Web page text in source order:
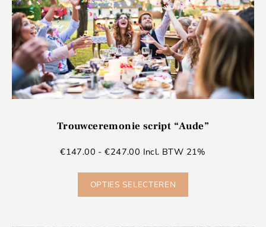
Trouwceremonie script “Aude”
€147.00 - €247.00 Incl. BTW 21%
OPTIES SELECTEREN